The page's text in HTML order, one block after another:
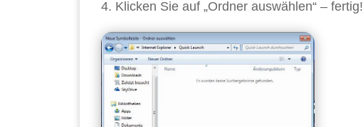
Klicken Sie auf „Ordner auswählen“ – fertig!